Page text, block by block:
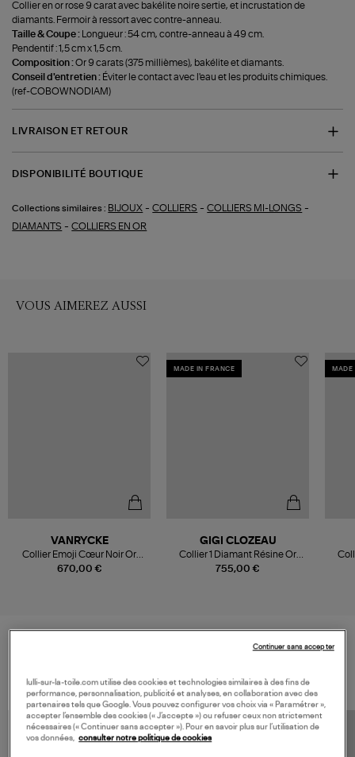
Collier en or rose 9 carat avec bakélite noire sertie, et incrustation de
diamants. Fermoir à ressort avec contre-anneau.
Taille & Coupe : Longueur : 54 cm, contre-anneau à 49 cm.
Pendentif : 1,5 cm x 1,5 cm.
Composition :Or 9 carats (375 millièmes), bakélite et diamants.
Conseil d'entretien : Éviter le contact avec l'eau et les produits chimiques.
(ref-COBOWNODIAM)
LIVRAISON ET RETOUR
DISPONIBILITÉ BOUTIQUE
Collections similaires : BIJOUX -COLLIERS -COLLIERS MI-LONGS -
DIAMANTS -COLLIERS EN OR
VOUS AIMEREZ AUSSI
670,00 €
VANRYCKE
Collier Emoji Cœur Noir Or
Rose
MADE IN FRANCE
755,00 €
GIGI CLOZEAU
Collier 1 Diamant Résine Or
Rose
MADE
lulli-sur-la-toile.com utilise des cookies et technologies similaires à des fins de
performance, personnalisation, publicité et analyses, en collaboration avec des
partenaires tels que Google. Vous pouvez configurer vos choix via « Paramétrer »,
accepter l’ensemble des cookies (« J’accepte ») ou refuser ceux non strictement
nécessaires (« Continuer sans accepter »). Pour en savoir plus sur l’utilisation de
vos données, consulter notre politique de cookies
Continuer sans accepter